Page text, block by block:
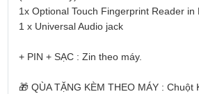
1x Optional Touch Fingerprint Reader in
1 x Universal Audio jack
+ PIN + SẠC : Zin theo máy.
🎁QÙA TẶNG KÈM THEO MÁY : Chuột